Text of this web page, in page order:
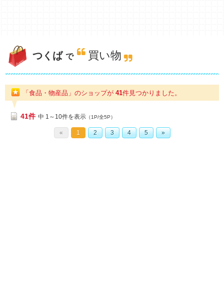
つくば で 買い物
「食品・物産品」のショップが 41件見つかりました。
41件 中 1～10件を表示 （1P/全5P）
« 1 2 3 4 5 »